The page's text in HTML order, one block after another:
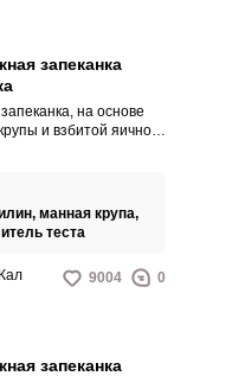
запеканка
на основе
и взбитой яичной
манная крупа,
теста
9004 0
запеканка